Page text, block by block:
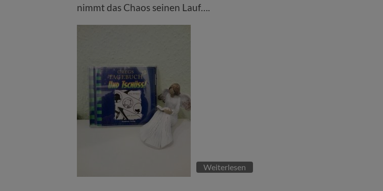
nimmt das Chaos seinen Lauf….
Weiterlesen